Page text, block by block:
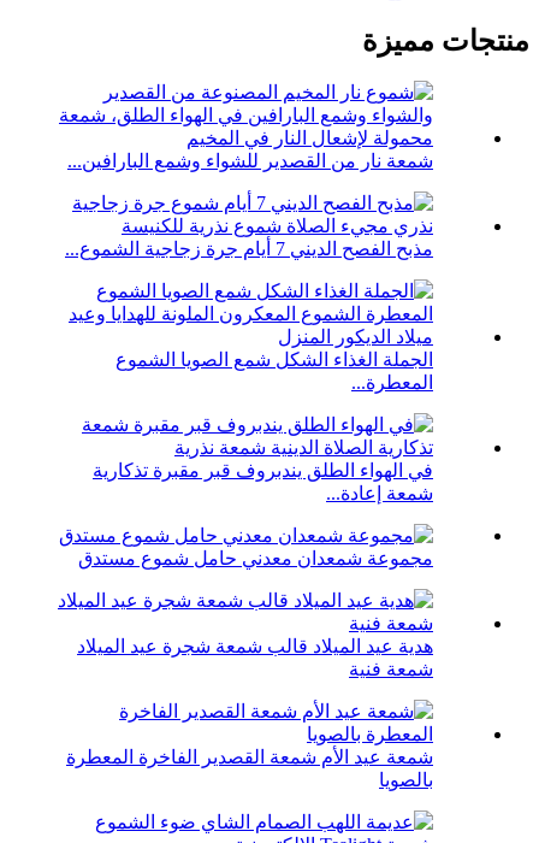
منتجات مميزة
شمعة نار من القصدير للشواء وشمع البارافين...
مذبح الفصح الديني 7 أيام جرة زجاجية الشموع...
الجملة الغذاء الشكل شمع الصويا الشموع
المعطرة...
في الهواء الطلق يندبروف قبر مقبرة تذكارية
شمعة إعادة...
مجموعة شمعدان معدني حامل شموع مستدق
هدية عيد الميلاد قالب شمعة شجرة عيد الميلاد
شمعة فنية
شمعة عيد الأم شمعة القصدير الفاخرة المعطرة
بالصويا